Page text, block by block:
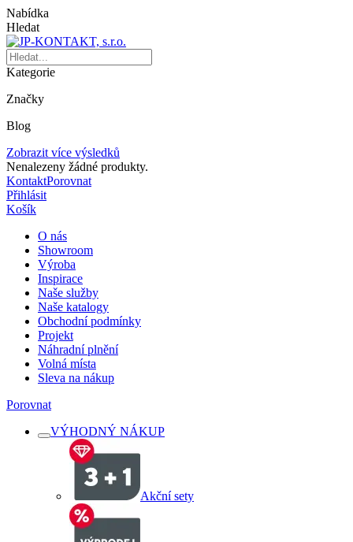
Nabídka
Hledat
Kategorie
Značky
Blog
Zobrazit více výsledků
Nenalezeny žádné produkty.
KontaktPorovnat
Přihlásit
Košík
O nás
Showroom
Výroba
Inspirace
Naše služby
Naše katalogy
Obchodní podmínky
Projekt
Náhradní plnění
Volná místa
Sleva na nákup
Porovnat
VÝHODNÝ NÁKUP
Akční sety